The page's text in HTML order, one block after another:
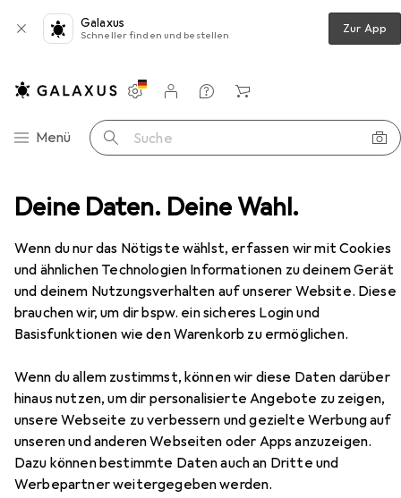
Deine Daten. Deine Wahl.
Wenn du nur das Nötigste wählst, erfassen wir mit Cookies
und ähnlichen Technologien Informationen zu deinem Gerät
und deinem Nutzungsverhalten auf unserer Website. Diese
brauchen wir, um dir bspw. ein sicheres Login und
Basisfunktionen wie den Warenkorb zu ermöglichen.
Wenn du allem zustimmst, können wir diese Daten darüber
hinaus nutzen, um dir personalisierte Angebote zu zeigen,
unsere Webseite zu verbessern und gezielte Werbung auf
unseren und anderen Webseiten oder Apps anzuzeigen.
Dazu können bestimmte Daten auch an Dritte und
Werbepartner weitergegeben werden.
Galaxus
Schneller finden und bestellen Zur App
Navigation nach Kategorien
Menü Suche
Einstellungen
Kundenkonto
Vergleichslisten
Merklisten
Warenkorb
Pinsel Anza Brush Pro Clasic Alround 70mm
EUR
10,70 bei 2 Stück
Anza Brush Pro Clasic Alround 70mm
Zubehör für Anza Brush Pro
Clasic Alround 70mm
Hier findest du passendes Zubehör zum Produkt Anza
Brush Pro Clasic Alround 70mm aus der Kategorie
Verdünner + Abbeizer.